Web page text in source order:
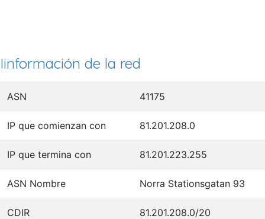
Iinformación de la red
ASN 41175
IP que comienzan con 81.201.208.0
IP que termina con 81.201.223.255
ASN Nombre Norra Stationsgatan 93
CDIR 81.201.208.0/20